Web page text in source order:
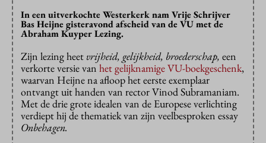
In een uitverkochte Westerkerk nam Vrije Schrijver
Bas Heijne gisteravond afscheid van de VU met de
Abraham Kuyper Lezing.
Zijn lezing heet vrijheid, gelijkheid, broederschap, een
verkorte versie van het gelijknamige VU-boekgeschenk,
waarvan Heijne na afloop het eerste exemplaar
ontvangt uit handen van rector Vinod Subramaniam.
Met de drie grote idealen van de Europese verlichting
verdiept hij de thematiek van zijn veelbesproken essay
Onbehagen.